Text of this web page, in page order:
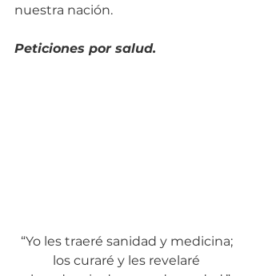
nuestra nación.
Peticiones por salud.
“Yo les traeré sanidad y medicina;
los curaré y les revelaré